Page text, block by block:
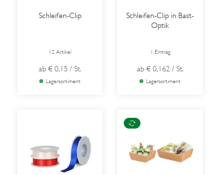
Schleifen-Clip
12 Artikel
ab € 0,15 / St.
Lagersortiment
Schleifen-Clip in Bast-
Optik
1 Eintrag
ab € 0,162 / St.
Lagersortiment